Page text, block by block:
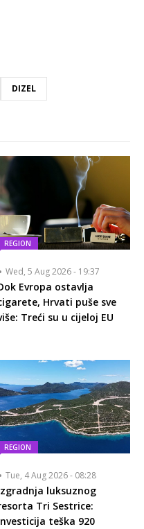
DIZEL
REGION
Wed, 5 Aug 2026 - 19:37
Evropa ostavlja
Hrvati puše sve
Treći su u cijeloj EU
REGION
Tue, 4 Aug 2026 - 08:28
luksuznog
Tri Sestrice:
teška 920